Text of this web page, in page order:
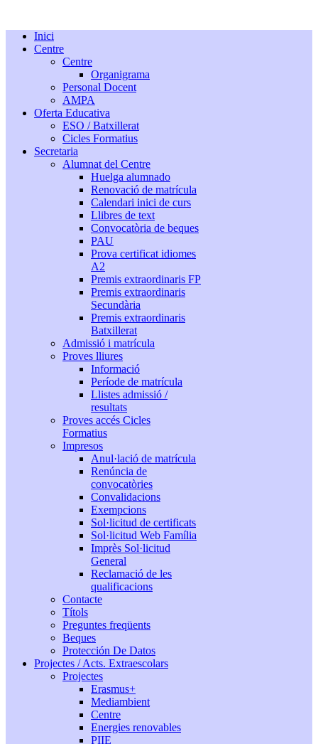
Inici
Centre
Centre
Organigrama
Personal Docent
AMPA
Oferta Educativa
ESO / Batxillerat
Cicles Formatius
Secretaria
Alumnat del Centre
Huelga alumnado
Renovació de matrícula
Calendari inici de curs
Llibres de text
Convocatòria de beques
PAU
Prova certificat idiomes
A2
Premis extraordinaris FP
Premis extraordinaris
Secundària
Premis extraordinaris
Batxillerat
Admissió i matrícula
Proves lliures
Informació
Període de matrícula
Llistes admissió /
resultats
Proves accés Cicles
Formatius
Impresos
Anul·lació de matrícula
Renúncia de
convocatòries
Convalidacions
Exempcions
Sol·licitud de certificats
Sol·licitud Web Família
Imprès Sol·licitud
General
Reclamació de les
qualificacions
Contacte
Títols
Preguntes freqüents
Beques
Protección De Datos
Projectes / Acts. Extraescolars
Projectes
Erasmus+
Mediambient
Centre
Energies renovables
PIIE